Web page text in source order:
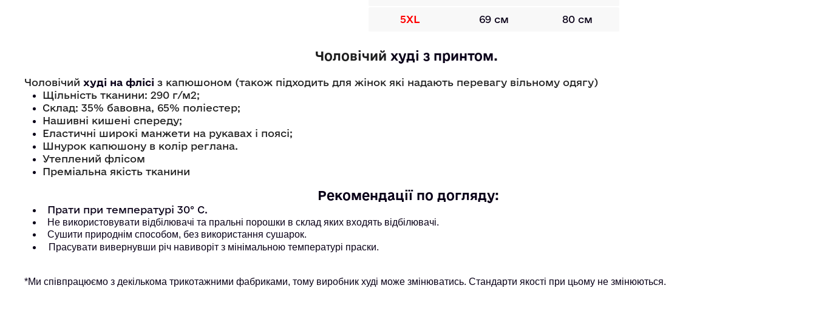
5XL 69 см 80 см
Чоловічий худі з принтом.
Чоловічий худі на флісі з капюшоном (також підходить для жінок які надають перевагу вільному одягу)
Щільність тканини: 290 г/м2;
Склад: 35% бавовна, 65% поліестер;
Нашивні кишені спереду;
Еластичні широкі манжети на рукавах і поясі;
Шнурок капюшону в колір реглана.
Утеплений флісом
Преміальна якість тканини
Рекомендації по догляду:
Прати при температурі 30° С.
Не використовувати відбілювачі та пральні порошки в склад яких входять відбілювачі.
Сушити природнім способом, без використання сушарок.
Прасувати вивернувши річ навиворіт з мінімальною температурі праски.
*Ми співпрацюємо з декількома трикотажними фабриками, тому виробник худі може змінюватись. Стандарти якості при цьому не змінюються.